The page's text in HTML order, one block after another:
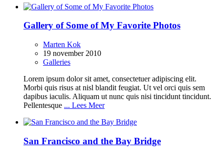
Gallery of Some of My Favorite Photos
Marten Kok
19 november 2010
Galleries
Lorem ipsum dolor sit amet, consectetuer adipiscing elit.
Morbi quis risus at nisl blandit feugiat. Ut vel orci quis sem
dapibus iaculis. Aliquam ut nunc quis nisi tincidunt tincidunt.
Pellentesque ... Lees Meer
San Francisco and the Bay Bridge